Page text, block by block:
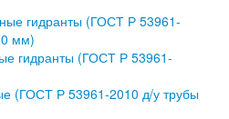
гидранты (ГОСТ Р 53961-
мм)
гидранты (ГОСТ Р 53961-
(ГОСТ Р 53961-2010 д/у трубы